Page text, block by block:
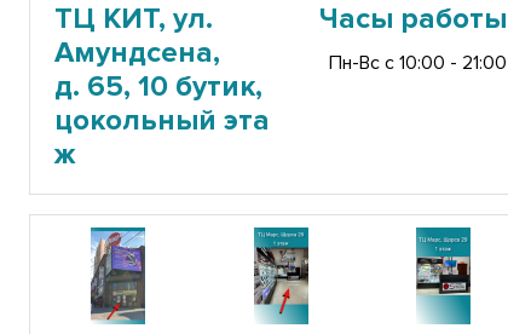
ТЦ КИТ, ул.
Амундсена,
д. 65, 10 бутик,
цокольный эта
ж
Часы работы
Пн-Вс с 10:00 - 21:00